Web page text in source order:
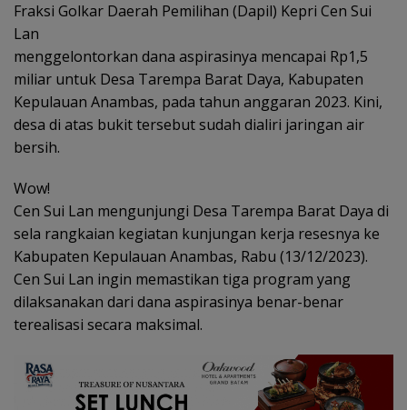
Fraksi Golkar Daerah Pemilihan (Dapil) Kepri Cen Sui
Lan
menggelontorkan dana aspirasinya mencapai Rp1,5
miliar untuk Desa Tarempa Barat Daya, Kabupaten
Kepulauan Anambas, pada tahun anggaran 2023. Kini,
desa di atas bukit tersebut sudah dialiri jaringan air
bersih.
Wow!
Cen Sui Lan mengunjungi Desa Tarempa Barat Daya di
sela rangkaian kegiatan kunjungan kerja resesnya ke
Kabupaten Kepulauan Anambas, Rabu (13/12/2023).
Cen Sui Lan ingin memastikan tiga program yang
dilaksanakan dari dana aspirasinya benar-benar
terealisasi secara maksimal.